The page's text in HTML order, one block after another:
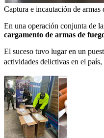
Captura e incautación de
En una operación conjunta de
cargamento de armas de
El suceso tuvo lugar en un
actividades delictivas en el